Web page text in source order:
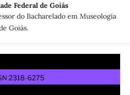
Federal de Goiás
do Bacharelado em Museologia
Goiás.